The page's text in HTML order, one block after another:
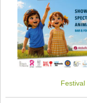
Festival